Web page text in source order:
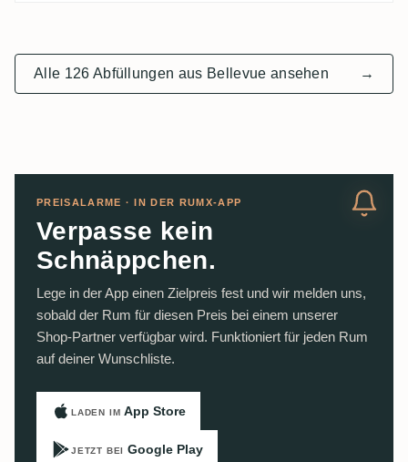
Alle 126 Abfüllungen aus Bellevue ansehen →
PREISALARME · IN DER RUMX-APP
Verpasse kein
Schnäppchen.
Lege in der App einen Zielpreis fest und wir melden uns,
sobald der Rum für diesen Preis bei einem unserer
Shop-Partner verfügbar wird. Funktioniert für jeden Rum
auf deiner Wunschliste.
LADEN IM App Store
JETZT BEI Google Play